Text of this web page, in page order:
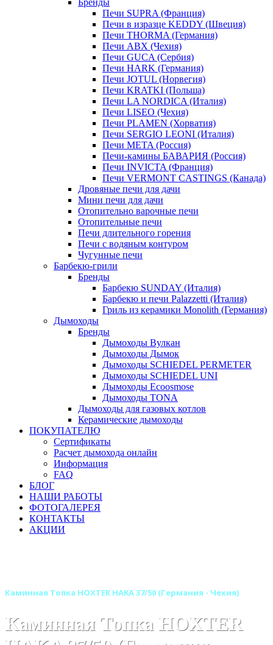
Бренды
Печи SUPRA (Франция)
Печи в изразце KEDDY (Швеция)
Печи THORMA (Германия)
Печи ABX (Чехия)
Печи GUCA (Сербия)
Печи HARK (Германия)
Печи JOTUL (Норвегия)
Печи KRATKI (Польша)
Печи LA NORDICA (Италия)
Печи LISEO (Чехия)
Печи PLAMEN (Хорватия)
Печи SERGIO LEONI (Италия)
Печи META (Россия)
Печи-камины БАВАРИЯ (Россия)
Печи INVICTA (Франция)
Печи VERMONT CASTINGS (Канада)
Дровяные печи для дачи
Мини печи для дачи
Отопительно варочные печи
Отопительные печи
Печи длительного горения
Печи с водяным контуром
Чугунные печи
Барбекю-грили
Бренды
Барбекю SUNDAY (Италия)
Барбекю и печи Palazzetti (Италия)
Гриль из керамики Monolith (Германия)
Дымоходы
Бренды
Дымоходы Вулкан
Дымоходы Дымок
Дымоходы SCHIEDEL PERMETER
Дымоходы SCHIEDEL UNI
Дымоходы Ecoosmose
Дымоходы TONA
Дымоходы для газовых котлов
Керамические дымоходы
ПОКУПАТЕЛЮ
Сертификаты
Расчет дымохода онлайн
Информация
FAQ
БЛОГ
НАШИ РАБОТЫ
ФОТОГАЛЕРЕЯ
КОНТАКТЫ
АКЦИИ
Каминная Топка HOXTER HAKA 37/50 (Германия - Чехия)
Каминная Топка HOXTER